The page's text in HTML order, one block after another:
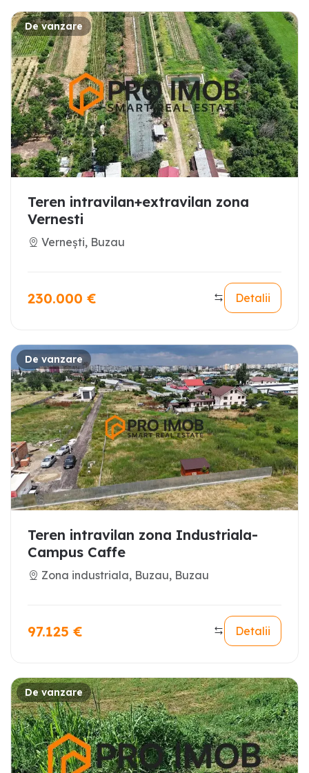
De vanzare
Teren intravilan+extravilan zona
Vernesti
Vernești, Buzau
230.000 € Detalii
De vanzare
Teren intravilan zona Industriala-
Campus Caffe
Zona industriala, Buzau, Buzau
97.125 € Detalii
De vanzare